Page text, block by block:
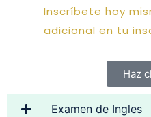
Inscríbete hoy
adicional en tu
Haz
Examen de Ingles